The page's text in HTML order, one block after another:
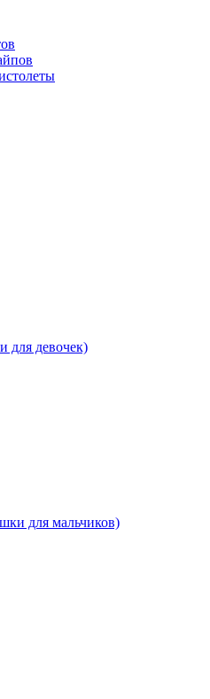
для девочек)
для мальчиков)